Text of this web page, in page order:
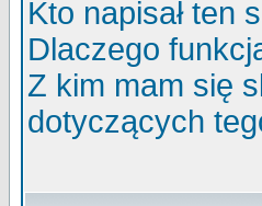
Kto napisał ten
Dlaczego
Z kim mam się
dotyczących